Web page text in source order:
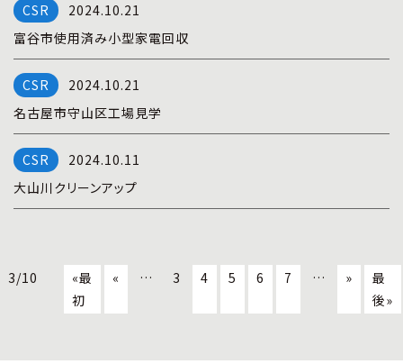
2024.10.21
富谷市使用済み小型家電回収
2024.10.21
名古屋市守山区工場見学
2024.10.11
大山川クリーンアップ
3/10
«最
初
« … 3 4 5 6 7 … »
最
後»